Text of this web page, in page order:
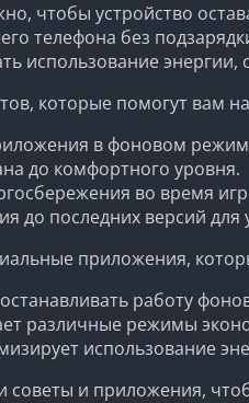
чтобы устройство
телефона без
использование
которые помогут вам
в фоновом
до комфортного уровня.
во время
до последних версий
приложения,
работу
различные режимы
использование
советы и приложения,